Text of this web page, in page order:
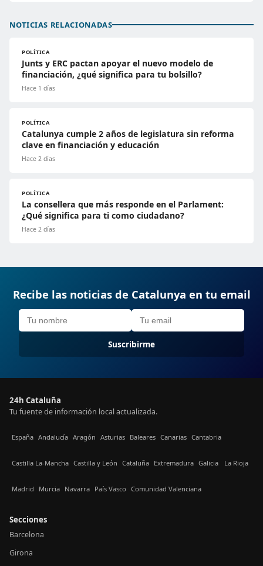
NOTICIAS RELACIONADAS
POLÍTICA
Junts y ERC pactan apoyar el nuevo modelo de
financiación, ¿qué significa para tu bolsillo?
Hace 1 días
POLÍTICA
Catalunya cumple 2 años de legislatura sin reforma
clave en financiación y educación
Hace 2 días
POLÍTICA
La consellera que más responde en el Parlament:
¿Qué significa para ti como ciudadano?
Hace 2 días
Recibe las noticias de Catalunya en tu email
Suscribirme
24h Cataluña
Tu fuente de información local actualizada.
España Andalucía Aragón Asturias Baleares Canarias Cantabria
Castilla La-Mancha Castilla y León Cataluña Extremadura Galicia La Rioja
Madrid Murcia Navarra País Vasco Comunidad Valenciana
Secciones
Barcelona
Girona